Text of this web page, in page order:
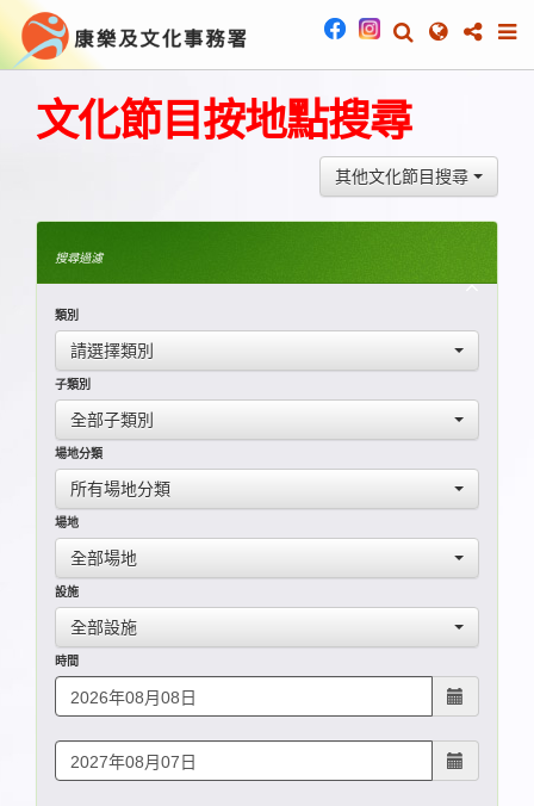
文化節目按地點搜尋
其他文化節目搜尋
搜尋過濾
類別
請選擇類別
子類別
全部子類別
場地分類
所有場地分類
場地
全部場地
設施
全部設施
時間